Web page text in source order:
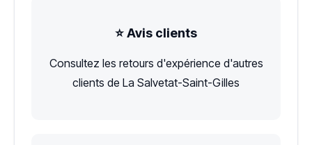
⭐ Avis clients
Consultez les retours d'expérience d'autres
clients de La Salvetat-Saint-Gilles